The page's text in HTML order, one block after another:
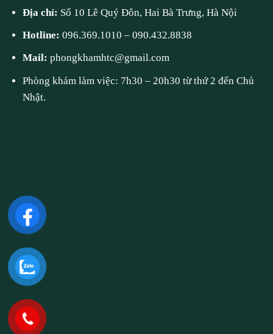
Địa chỉ: Số 10 Lê Quý Đôn, Hai Bà Trưng, Hà Nội
Hotline:096.369.1010 –090.432.8838
Mail:phongkhamhtc@gmail.com
Phòng khám làm việc: 7h30 – 20h30 từ thứ 2 đến Chủ
Nhật.